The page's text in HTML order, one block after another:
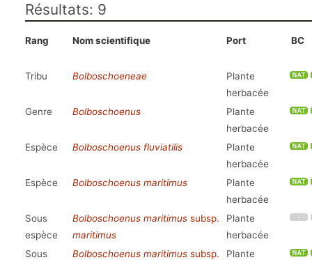
Résultats: 9
Rang Nom scientifique Port BC
Tribu Bolboschoeneae
Plante
herbacée
Genre
Bolboschoenus
Plante
herbacée
Espèce
Bolboschoenus fluviatilis
Plante
herbacée
Espèce
Bolboschoenus maritimus
Plante
herbacée
Sous
espèce
Bolboschoenus maritimus subsp.
maritimus
Plante
herbacée
Sous
Bolboschoenus maritimus subsp.
Plante